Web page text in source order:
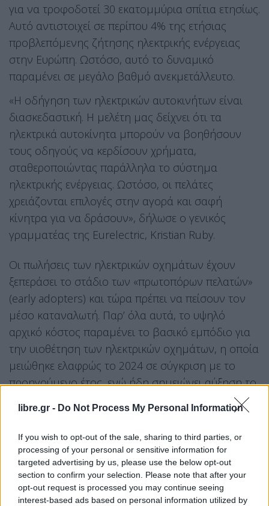
libre.gr - Do Not Process My Personal Information
If you wish to opt-out of the sale, sharing to third parties, or
processing of your personal or sensitive information for
targeted advertising by us, please use the below opt-out
section to confirm your selection. Please note that after your
opt-out request is processed you may continue seeing
interest-based ads based on personal information utilized by
για να τροφοδοτεί 30 εκατομμύρια σπίτια ετησίως.
Αυτό αντιστοιχεί σε περίπου 4% της ετήσιας
προβλεπόμενης ζήτησης ηλεκτρικής ενέργειας
στην Ευρώπη. Ωστόσο, αυτό το δυναμικό
παραμένει σε μεγάλο βαθμό ανεκμετάλλευτο.
«Η οδήγηση των ηλεκτρικών αυτοκινήτων είναι
διασκεδαστική. Η μελέτη μας δείχνει ότι τα
ηλεκτρικά αυτοκίνητα μπορούν να βοηθήσουν
τους οδηγούς να κερδίσουν χρήματα,
σταθεροποιώντας παράλληλα το σύστημα
ηλεκτρικής ενέργειας. Ωστόσο, οι πελάτες
χρειάζονται επιλογές στην αγορά και σαφή
κίνητρα για να δράσουν», δήλωσε ο γενικός
γραμματέας της Eurelectric, Kristian Ruby.
Οι πωλήσεις των ηλεκτρικών οχημάτων έχουν
ξεπεράσει το στάδιο των «πρωτοπόρων πελατών»
(early adopters) και τώρα πρέπει να πείσουν τον
μέσο καταναλωτή. Παρ’ όλα αυτά, το υψηλό
αρχικό κόστος παραμένει το βασικό εμπόδιο για
την υιοθέτηση των ηλεκτρικών οχημάτων, η οποία
μειώθηκε ελαφρώς το 2024 σε σύγκριση με το
προηγούμενο έτος, ενώ ήδη σημειώνει αύξηση το
2025. Από την άλλη πλευρά, χάρη στην ευελιξία, οι
καταναλωτές θα μπορούσαν να επωφεληθούν από
πολύ χαμηλότερο κόστος λειτουργίας, με
αποτέλεσμα το συνολικό κόστος ιδιοκτησίας των
ηλεκτρικών οχημάτων να είναι χαμηλότερο από
αυτό των συμβατικών αυτοκινήτων.